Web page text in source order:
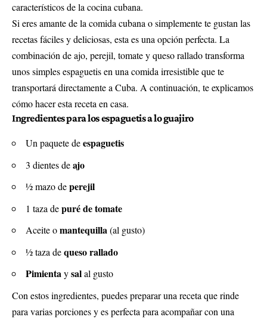
característicos de la cocina cubana.
Si eres amante de la comida cubana o simplemente te gustan las
recetas fáciles y deliciosas, esta es una opción perfecta. La
combinación de ajo, perejil, tomate y queso rallado transforma
unos simples espaguetis en una comida irresistible que te
transportará directamente a Cuba. A continuación, te explicamos
cómo hacer esta receta en casa.
Ingredientes para los espaguetis a lo guajiro
Un paquete deespaguetis
3 dientes deajo
½ mazo deperejil
1 taza depuré de tomate
Aceite omantequilla(al gusto)
½ taza dequeso rallado
Pimientaysalal gusto
Con estos ingredientes, puedes preparar una receta que rinde
para varias porciones y es perfecta para acompañar con una